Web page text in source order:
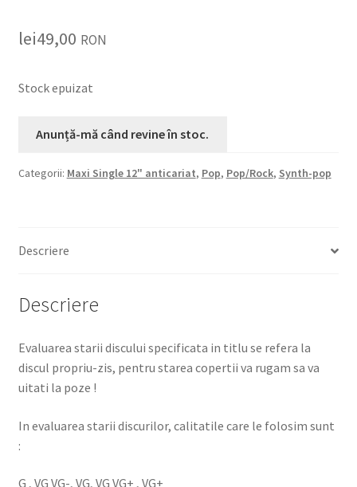
lei49,00 RON
Stock epuizat
Categorii: Maxi Single 12" anticariat, Pop, Pop/Rock, Synth-pop
Descriere
Descriere
Evaluarea starii discului specificata in titlu se refera la
discul propriu-zis, pentru starea copertii va rugam sa va
uitati la poze !
In evaluarea starii discurilor, calitatile care le folosim sunt
:
G , VG VG-, VG, VG VG+ , VG+